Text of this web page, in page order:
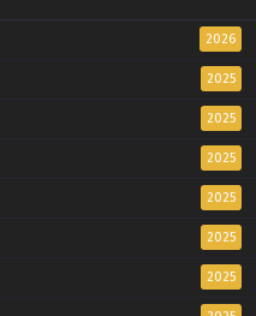
2026
2025
2025
2025
2025
2025
2025